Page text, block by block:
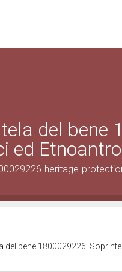
del bene
ed
heritage-
del bene 1800029226: